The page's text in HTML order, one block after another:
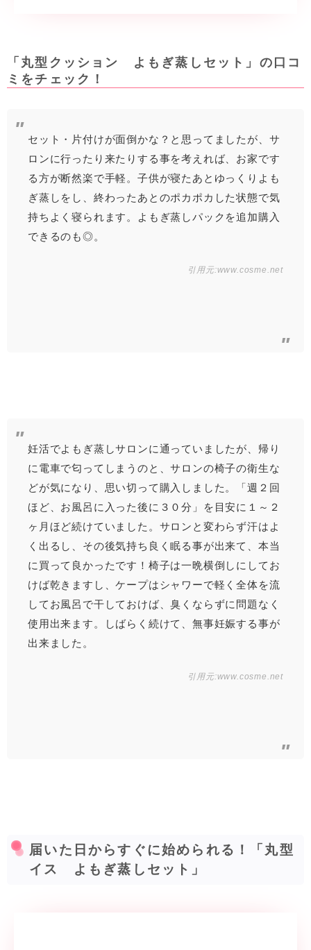
「丸型クッション よもぎ蒸しセット」の口コ
ミをチェック！
セット・片付けが面倒かな？と思ってましたが、サ
ロンに行ったり来たりする事を考えれば、お家です
る方が断然楽で手軽。子供が寝たあとゆっくりよも
ぎ蒸しをし、終わったあとのポカポカした状態で気
持ちよく寝られます。よもぎ蒸しパックを追加購入
できるのも◎。
引用元:www.cosme.net
妊活でよもぎ蒸しサロンに通っていましたが、帰り
に電車で匂ってしまうのと、サロンの椅子の衛生な
どが気になり、思い切って購入しました。「週２回
ほど、お風呂に入った後に３０分」を目安に１～２
ヶ月ほど続けていました。サロンと変わらず汗はよ
く出るし、その後気持ち良く眠る事が出来て、本当
に買って良かったです！椅子は一晩横倒しにしてお
けば乾きますし、ケープはシャワーで軽く全体を流
してお風呂で干しておけば、臭くならずに問題なく
使用出来ます。しばらく続けて、無事妊娠する事が
出来ました。
引用元:www.cosme.net
届いた日からすぐに始められる！「丸型
イス よもぎ蒸しセット」